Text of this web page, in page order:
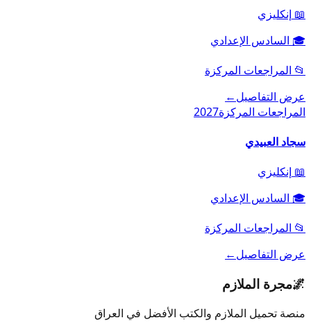
📖 إنكليزي
🎓 السادس الإعدادي
📂 المراجعات المركزة
عرض التفاصيل←
المراجعات المركزة2027
سجاد العبيدي
📖 إنكليزي
🎓 السادس الإعدادي
📂 المراجعات المركزة
عرض التفاصيل←
🌌مجرة الملازم
منصة تحميل الملازم والكتب الأفضل في العراق